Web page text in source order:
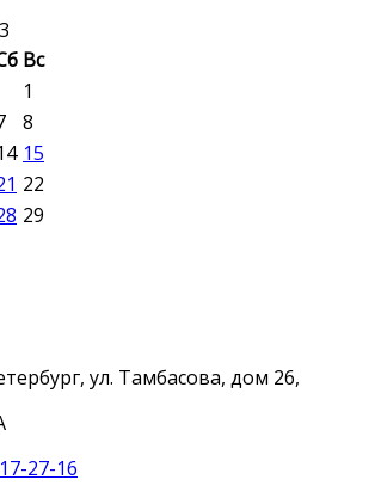
Вс
1
8
15
22
29
ул. Тамбасова, дом 26,
27-16